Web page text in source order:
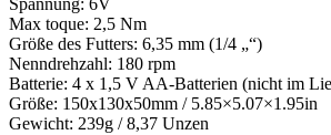
Spannung: 6V
Max toque: 2,5 Nm
Größe des Futters: 6,35 mm (1/4 „“)
Nenndrehzahl: 180 rpm
Batterie: 4 x 1,5 V AA-Batterien (nicht im
Größe: 150x130x50mm / 5.85×5.07×1.95in
Gewicht: 239g / 8,37 Unzen